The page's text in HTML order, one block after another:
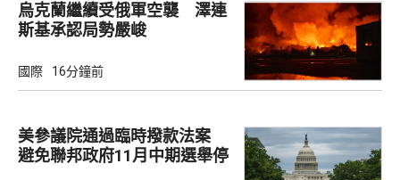
烏克蘭繼續受俄軍空襲 澤連
斯基承認局勢嚴峻
國際 16分鐘前
美參議院通過臨時撥款法案
避免聯邦政府11月中期選舉停